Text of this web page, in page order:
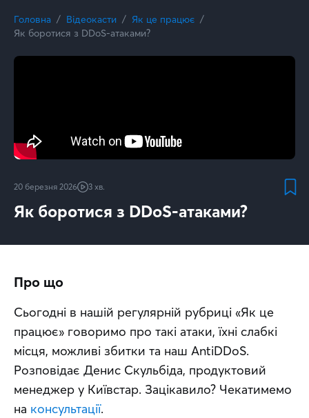
Головна Відеокасти
Як це працює
Як боротися з DDoS-атаками?
20 березня 2026 3 хв.
Як боротися з DDoS-атаками?
Про що
Сьогодні в нашій регулярній рубриці «Як це
працює» говоримо про такі атаки, їхні слабкі
місця, можливі збитки та наш AntiDDoS.
Розповідає Денис Скульбіда, продуктовий
менеджер у Київстар. Зацікавило? Чекатимемо
на консультації.